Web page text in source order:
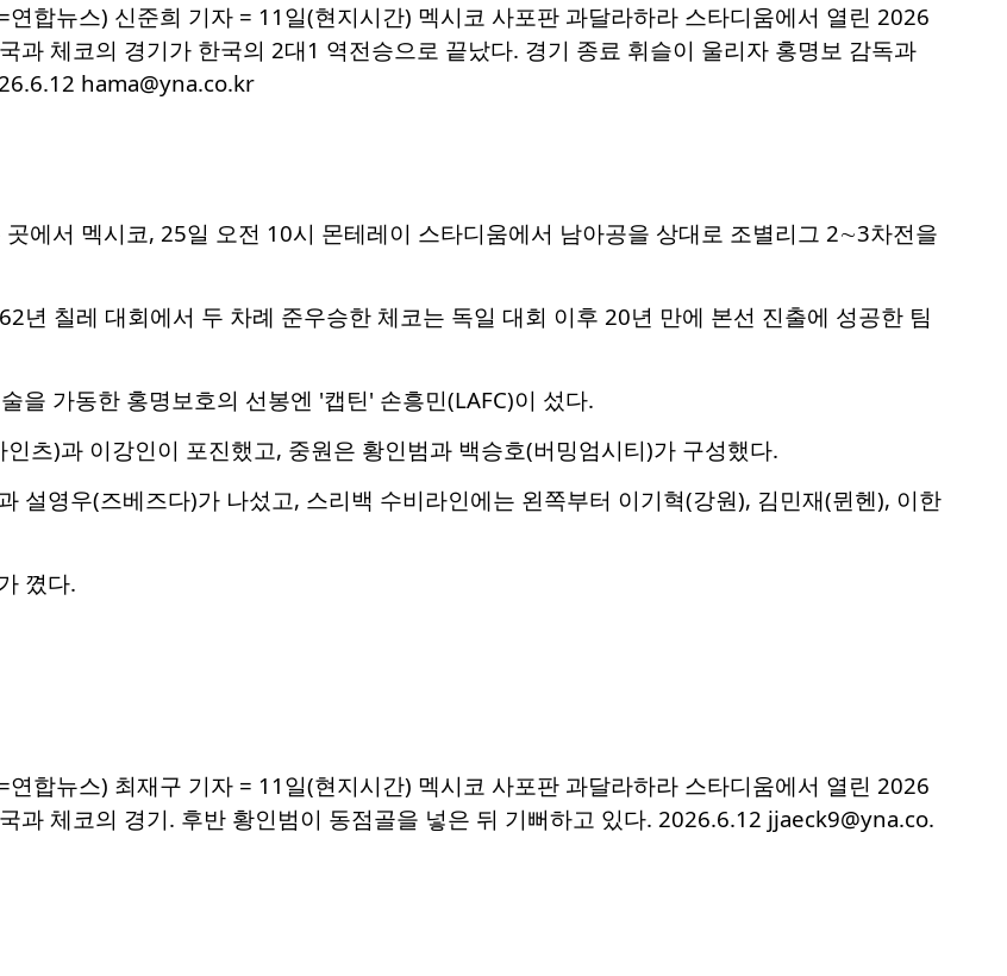
합뉴스) 신준희 기자 = 11일(현지시간) 멕시코 사포판 과달라하라 스타디움에서 열린 2026
과 체코의 경기가 한국의 2대1 역전승으로 끝났다. 경기 종료 휘슬이 울리자 홍명보 감독과
hama@yna.co.kr
에서 멕시코, 25일 오전 10시 몬테레이 스타디움에서 남아공을 상대로 조별리그 2∼3차전을
년 칠레 대회에서 두 차례 준우승한 체코는 독일 대회 이후 20년 만에 본선 진출에 성공한 팀
을 가동한 홍명보호의 선봉엔 '캡틴' 손흥민(LAFC)이 섰다.
츠)과 이강인이 포진했고, 중원은 황인범과 백승호(버밍엄시티)가 구성했다.
설영우(즈베즈다)가 나섰고, 스리백 수비라인에는 왼쪽부터 이기혁(강원), 김민재(뮌헨), 이한
꼈다.
합뉴스) 최재구 기자 = 11일(현지시간) 멕시코 사포판 과달라하라 스타디움에서 열린 2026
과 체코의 경기. 후반 황인범이 동점골을 넣은 뒤 기뻐하고 있다. 2026.6.12 jjaeck9@yna.co.